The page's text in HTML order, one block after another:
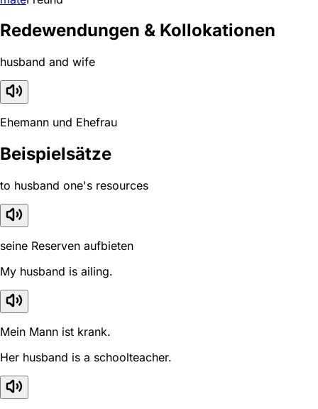
Redewendungen & Kollokationen
husband and wife
Ehemann und Ehefrau
Beispielsätze
to husband one's resources
seine Reserven aufbieten
My husband is ailing.
Mein Mann ist krank.
Her husband is a schoolteacher.